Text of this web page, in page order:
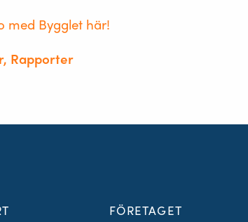
med Bygglet här!
Rapporter
FÖRETAGET